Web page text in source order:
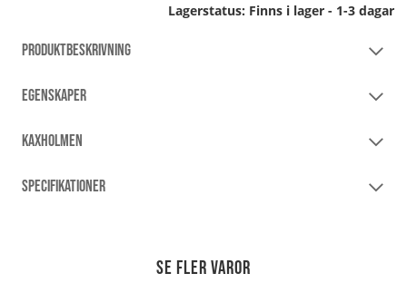
Lagerstatus: Finns i lager - 1-3 dagar
PRODUKTBESKRIVNING
EGENSKAPER
KAXHOLMEN
SPECIFIKATIONER
Se fler varor